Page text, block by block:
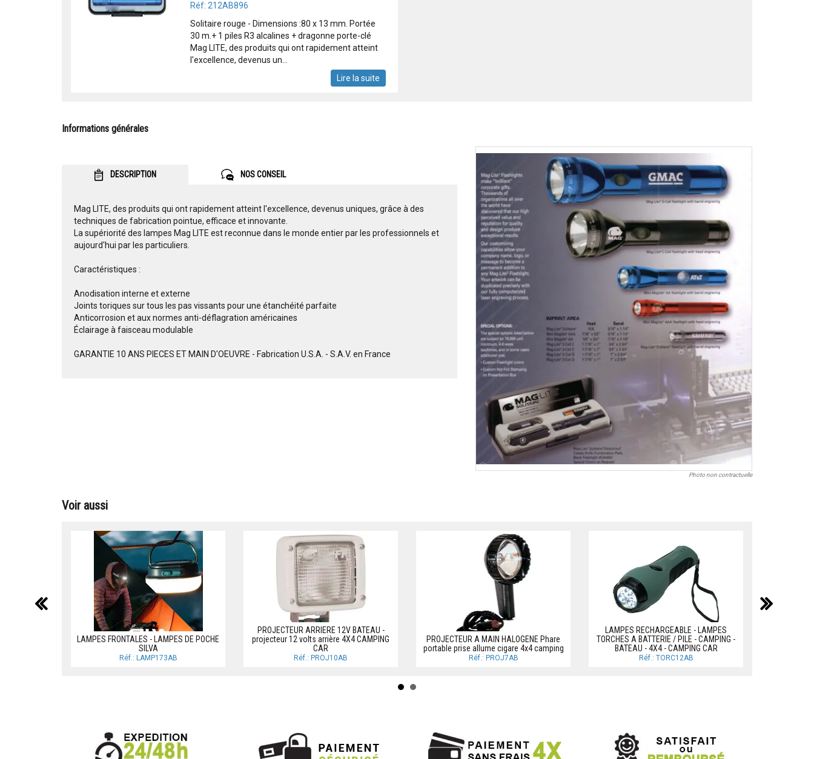
Réf: 212AB896
Solitaire rouge - Dimensions :80 x 13 mm. Portée
30 m.+ 1 piles R3 alcalines + dragonne porte-clé
Mag LITE, des produits qui ont rapidement atteint
l'excellence, devenus un...
Lire la suite
Informations générales
DESCRIPTION NOS CONSEIL
Mag LITE, des produits qui ont rapidement atteint l'excellence, devenus uniques, grâce à des
techniques de fabrication pointue, efficace et innovante.
La supériorité des lampes Mag LITE est reconnue dans le monde entier par les professionnels et
aujourd'hui par les particuliers.
Caractéristiques :
Anodisation interne et externe
Joints toriques sur tous les pas vissants pour une étanchéité parfaite
Anticorrosion et aux normes anti-déflagration américaines
Éclairage à faisceau modulable
GARANTIE 10 ANS PIECES ET MAIN D'OEUVRE - Fabrication U.S.A. - S.A.V. en France
Photo non contractuelle
Voir aussi
LAMPES FRONTALES - LAMPES DE POCHE
SILVA
Réf.: LAMP173AB
PROJECTEUR ARRIERE 12V BATEAU -
projecteur 12 volts arrière 4X4 CAMPING
CAR
Réf.: PROJ10AB
PROJECTEUR A MAIN HALOGENE Phare
portable prise allume cigare 4x4 camping
Réf.: PROJ7AB
LAMPES RECHARGEABLE - LAMPES
TORCHES A BATTERIE / PILE - CAMPING -
BATEAU - 4X4 - CAMPING CAR
Réf.: TORC12AB
précédent